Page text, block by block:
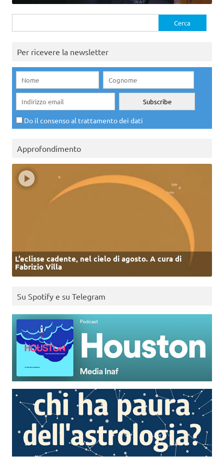
per:
Per ricevere la newsletter
Do il consenso al trattamento dei dati
Approfondimento
L’eclisse cadente, nel cielo di agosto. A cura di
Fabrizio Villa
Su Spotify e su Telegram